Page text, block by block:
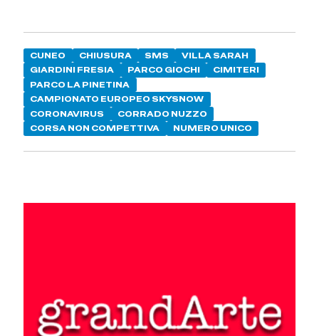
CUNEO CHIUSURA SMS
VILLA SARAH
GIARDINI FRESIA
PARCO GIOCHI
CIMITERI
PARCO LA PINETINA
CAMPIONATO EUROPEO SKYSNOW
CORONAVIRUS
CORRADO NUZZO
CORSA NON COMPETTIVA
NUMERO UNICO